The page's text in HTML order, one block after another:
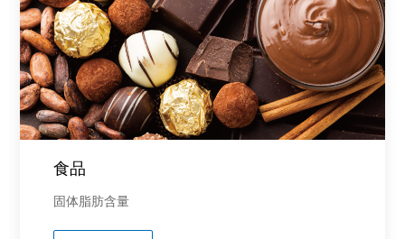
食品
固体脂肪含量